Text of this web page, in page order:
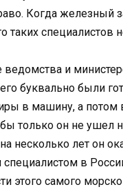
Когда железный
таких специалистов
ведомства и
буквально были
в машину, а потом
только он не ушел
несколько лет он
в
этого самого